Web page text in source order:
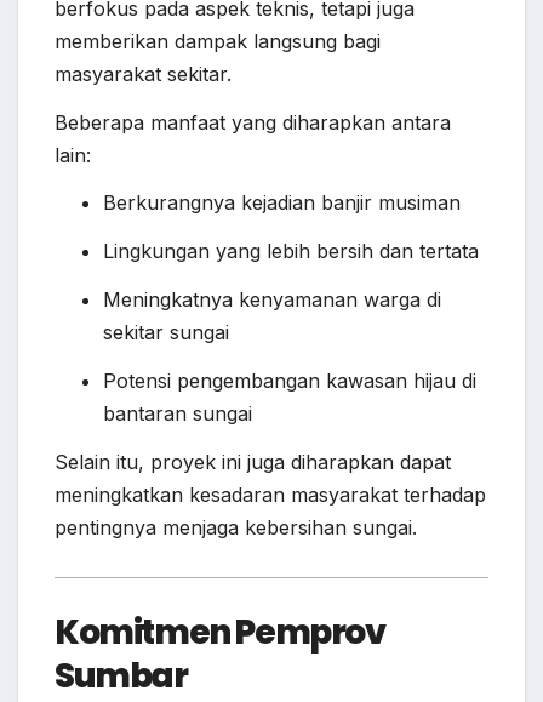
berfokus pada aspek teknis, tetapi juga
memberikan dampak langsung bagi
masyarakat sekitar.
Beberapa manfaat yang diharapkan antara
lain:
Berkurangnya kejadian banjir musiman
Lingkungan yang lebih bersih dan tertata
Meningkatnya kenyamanan warga di
sekitar sungai
Potensi pengembangan kawasan hijau di
bantaran sungai
Selain itu, proyek ini juga diharapkan dapat
meningkatkan kesadaran masyarakat terhadap
pentingnya menjaga kebersihan sungai.
Komitmen Pemprov
Sumbar